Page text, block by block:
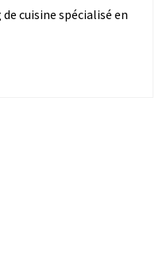
cuisine spécialisé en